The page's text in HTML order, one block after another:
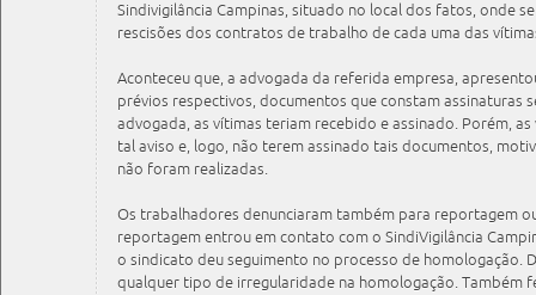
Sindivigilância Campinas, situado no local dos fatos, onde
rescisões dos contratos de trabalho de cada uma das
Aconteceu que, a advogada da referida empresa,
prévios respectivos, documentos que constam assinaturas
advogada, as vítimas teriam recebido e assinado. Porém,
tal aviso e, logo, não terem assinado tais documentos,
não foram realizadas.
Os trabalhadores denunciaram também para reportagem
reportagem entrou em contato com o SindiVigilância
o sindicato deu seguimento no processo de homologação.
qualquer tipo de irregularidade na homologação. Também